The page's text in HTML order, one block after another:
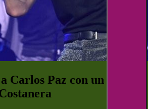
Carlos Paz con un recital